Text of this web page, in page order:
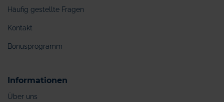
Häufig gestellte Fragen
Kontakt
Bonusprogramm
Informationen
Über uns